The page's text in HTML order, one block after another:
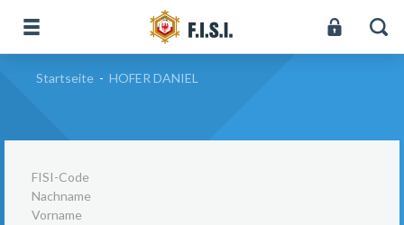
Startseite - HOFER DANIEL
FISI-Code
Nachname
Vorname